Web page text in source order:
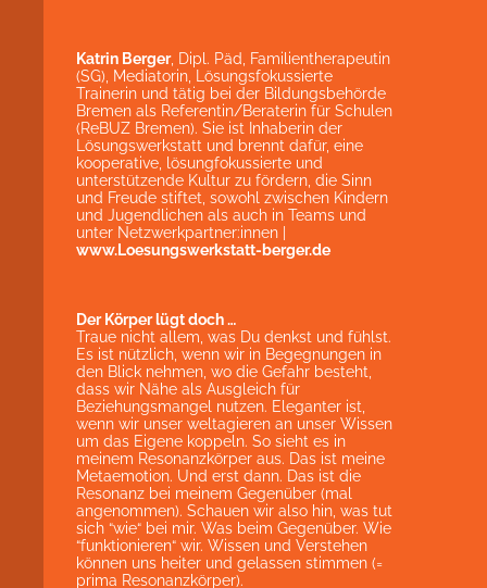
Katrin Berger, Dipl. Päd, Familientherapeutin
(SG), Mediatorin, Lösungsfokussierte
Trainerin und tätig bei der Bildungsbehörde
Bremen als Referentin/Beraterin für Schulen
(ReBUZ Bremen). Sie ist Inhaberin der
Lösungswerkstatt und brennt dafür, eine
kooperative, lösungfokussierte und
unterstützende Kultur zu fördern, die Sinn
und Freude stiftet, sowohl zwischen Kindern
und Jugendlichen als auch in Teams und
unter Netzwerkpartner:innen |
www.Loesungswerkstatt-berger.de
Der Körper lügt doch …
Traue nicht allem, was Du denkst und fühlst.
Es ist nützlich, wenn wir in Begegnungen in
den Blick nehmen, wo die Gefahr besteht,
dass wir Nähe als Ausgleich für
Beziehungsmangel nutzen. Eleganter ist,
wenn wir unser weltagieren an unser Wissen
um das Eigene koppeln. So sieht es in
meinem Resonanzkörper aus. Das ist meine
Metaemotion. Und erst dann. Das ist die
Resonanz bei meinem Gegenüber (mal
angenommen). Schauen wir also hin, was tut
sich “wie“ bei mir. Was beim Gegenüber. Wie
“funktionieren“ wir. Wissen und Verstehen
können uns heiter und gelassen stimmen (=
prima Resonanzkörper).